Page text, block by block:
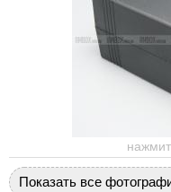
Показать все